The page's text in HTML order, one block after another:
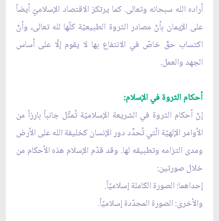
أراده الله سبحانه وتعالى. كما يرتكز الاقتصاد الإسلاميّ أيضاً
على الإيمان بأنّ مصادر الثروة الطبيعيّة كلّها لله تعالى، وأنّ
اكتساب حقّ خاصّ في الانتفاع بها لا يقوم إلّا على أساس
الجهد والعمل.
أحكام الثروة في الإسلام:
إنّ أحكام الثروة في الشريعة الإسلاميّة تُمثِّل جانباً بارزاً من
الأوامر الإلهيّة الّتي تُحدِّد دور الإنسان كخليفة الله على الأرض
ومدى التزامه وتطبيقه لها. وقد قدّم الإسلام هذه الأحكام من
خلال صورتين:
إحداهما: الصورة الكاملة إسلاميّاً.
والأخرى: الصورة المحدّدة إسلاميّاً.